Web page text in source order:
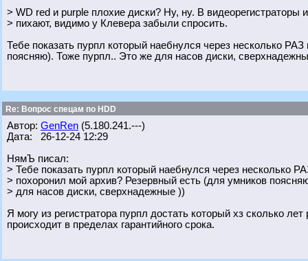
> WD red и purple плохие диски? Ну, ну. В видеорегистраторы
> пихают, видимо у Клевера забыли спросить.
Тебе показать пурпл который наебнулся через несколько
поясняю). Тоже пурпл.. Это же для насов диски,
Re: Вопрос спецам по HDD
Автор: GenRen (5.180.241.---)
Дата: 26-12-24 12:29
НямЪ писал:
> Тебе показать пурпл который наебнулся через несколько
> похоронил мой архив? Резервный есть (для умников
> для насов диски, сверхнадежные ))
Я могу из регистратора пурпл достать который хз сколько
происходит в пределах гарантийного срока.